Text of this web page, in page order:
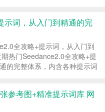
示词，从入门到精通的完
全攻略+提示词，从入门到
热门Seedance2.0全攻略+提
的完整体系，内含各种提示词
参考图+精准提示词库 网